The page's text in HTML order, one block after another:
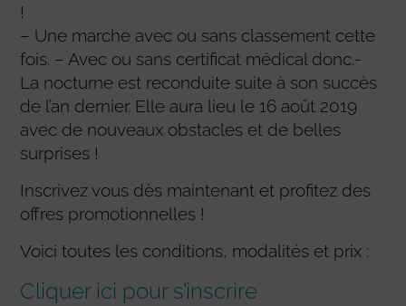
!
– Une marche avec ou sans classement cette
fois. – Avec ou sans certificat médical donc.-
La nocturne est reconduite suite à son succès
de l’an dernier. Elle aura lieu le 16 août 2019
avec de nouveaux obstacles et de belles
surprises !
Inscrivez vous dès maintenant et profitez des
offres promotionnelles !
Voici toutes les conditions, modalités et prix :
Cliquer ici pour s’inscrire